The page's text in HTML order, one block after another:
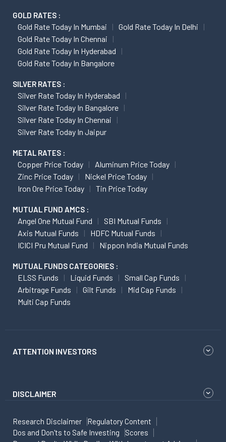
GOLD RATES :
Gold Rate Today In Mumbai
Gold Rate Today In Delhi
Gold Rate Today In Chennai
Gold Rate Today In Hyderabad
Gold Rate Today In Bangalore
SILVER RATES :
Silver Rate Today In Hyderabad
Silver Rate Today In Bangalore
Silver Rate Today In Chennai
Silver Rate Today In Jaipur
METAL RATES :
Copper Price Today
Aluminum Price Today
Zinc Price Today
Nickel Price Today
Iron Ore Price Today
Tin Price Today
MUTUAL FUND AMCS :
Angel One Mutual Fund
SBI Mutual Funds
Axis Mutual Funds
HDFC Mutual Funds
ICICI Pru Mutual Fund
Nippon India Mutual Funds
MUTUAL FUNDS CATEGORIES :
ELSS Funds Liquid Funds
Small Cap Funds
Arbitrage Funds
Gilt Funds
Mid Cap Funds
Multi Cap Funds
ATTENTION INVESTORS
DISCLAIMER
Research Disclaimer
Regulatory Content
Dos and Don'ts to Safe Investing
Scores